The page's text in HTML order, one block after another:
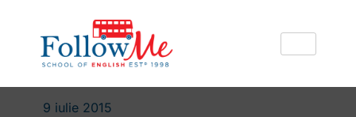
9 iulie 2015